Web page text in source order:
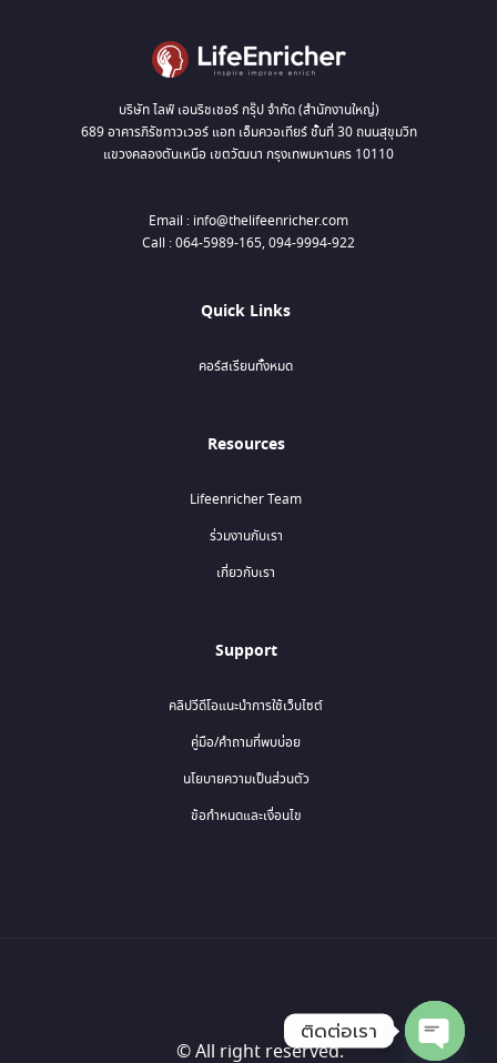
บริษัท ไลฟ์ เอนริชเชอร์ กรุ๊ป จำกัด (สำนักงานใหญ่)
689 อาคารภิรัชทาวเวอร์ แอท เอ็มควอเทียร์ ชั้นที่ 30 ถนนสุขุมวิท
แขวงคลองตันเหนือ เขตวัฒนา กรุงเทพมหานคร 10110
Email : info@thelifeenricher.com
Call : 064-5989-165, 094-9994-922
Quick Links
คอร์สเรียนทั้งหมด
Resources
Lifeenricher Team
ร่วมงานกับเรา
เกี่ยวกับเรา
Support
คลิปวีดีโอแนะนำการใช้เว็บไซต์
คู่มือ/คำถามที่พบบ่อย
นโยบายความเป็นส่วนตัว
ข้อกำหนดและเงื่อนไข
© All right reserved.
ติดต่อเรา